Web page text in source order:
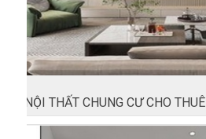
NỘI THẤT CHUNG CƯ CHO THUÊ